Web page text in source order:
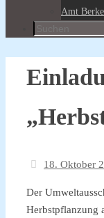
Amt
18. Oktober
Der
Herbstpflanzung